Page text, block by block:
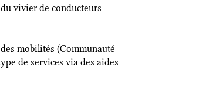
vivier de conducteurs
mobilités (Communauté
de services via des aides